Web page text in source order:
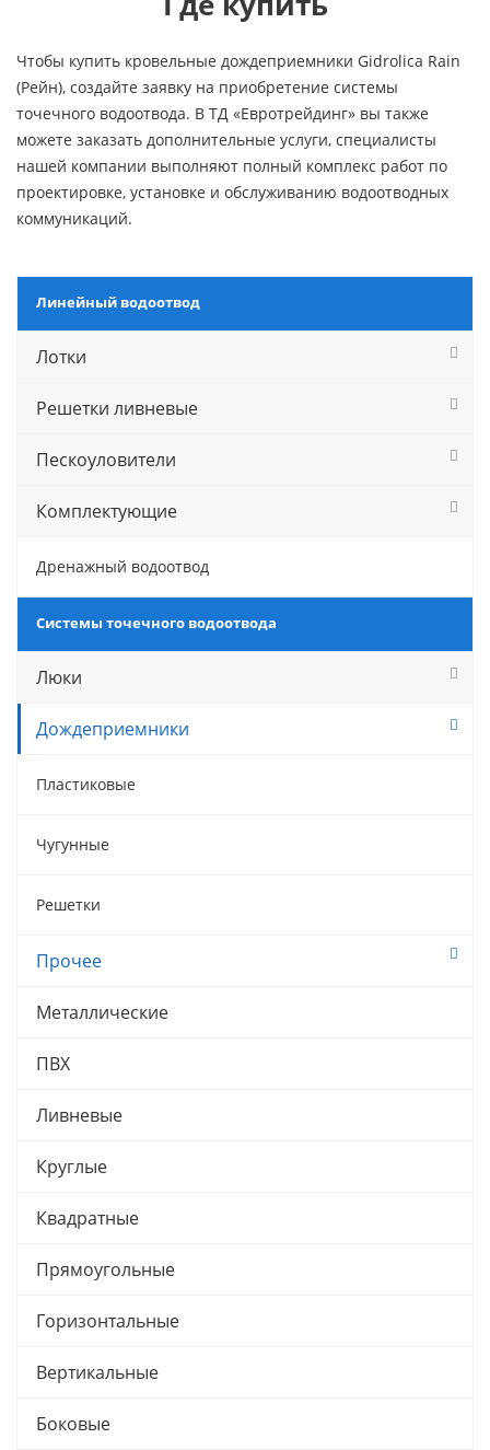
Чтобы купить кровельные дождеприемники Gidrolica Rain
(Рейн), создайте заявку на приобретение системы
точечного водоотвода. В ТД «Евротрейдинг» вы также
можете заказать дополнительные услуги, специалисты
нашей компании выполняют полный комплекс работ по
проектировке, установке и обслуживанию водоотводных
коммуникаций.
Линейный водоотвод
Лотки
Решетки ливневые
Пескоуловители
Комплектующие
Дренажный водоотвод
Системы точечного водоотвода
Люки
Дождеприемники
Пластиковые
Чугунные
Решетки
Прочее
Металлические
ПВХ
Ливневые
Круглые
Квадратные
Прямоугольные
Горизонтальные
Вертикальные
Боковые